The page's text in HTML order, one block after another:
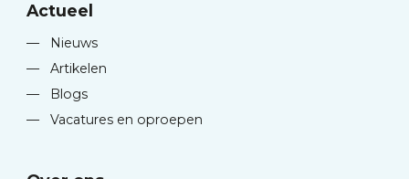
Actueel
—
Nieuws
—
Artikelen
—
Blogs
—
Vacatures en oproepen